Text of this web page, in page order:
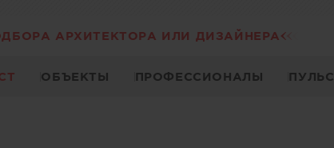
АРХИТЕКТОРА ИЛИ ДИЗАЙНЕРА
ОБЪЕКТЫ ПРОФЕССИОНАЛЫ ПУЛЬС